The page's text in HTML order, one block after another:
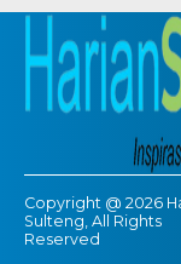
Copyright @ 2026
Sulteng, All Rights
Reserved